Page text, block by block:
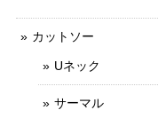
カットソー
Uネック
サーマル